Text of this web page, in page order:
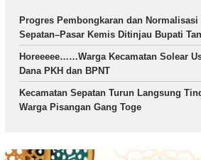
Progres Pembongkaran dan
Sepatan–Pasar Kemis Ditinjau Bupati
Horeeeee……Warga Kecamatan Solear
Dana PKH dan BPNT
Kecamatan Sepatan Turun Langsung
Warga Pisangan Gang Toge